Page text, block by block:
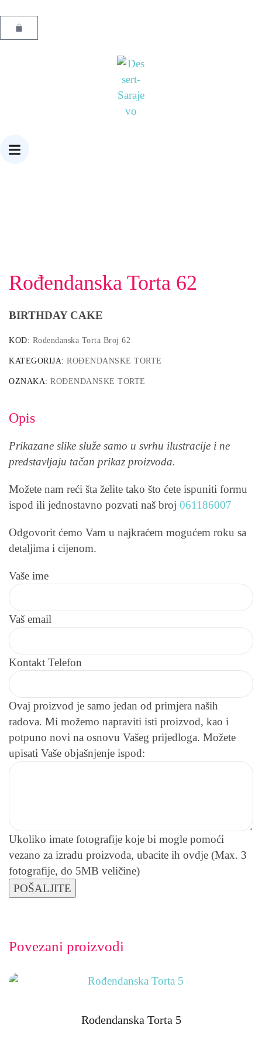
Rođendanska Torta 62
BIRTHDAY CAKE
KOD: Rođendanska Torta Broj 62
KATEGORIJA: ROĐENDANSKE TORTE
OZNAKA: ROĐENDANSKE TORTE
Opis
Prikazane slike služe samo u svrhu ilustracije i ne
predstavljaju tačan prikaz proizvoda.
Možete nam reći šta želite tako što ćete ispuniti formu
ispod ili jednostavno pozvati naš broj 061186007
Odgovorit ćemo Vam u najkraćem mogućem roku sa
detaljima i cijenom.
Vaše ime
Vaš email
Kontakt Telefon
Ovaj proizvod je samo jedan od primjera naših
radova. Mi možemo napraviti isti proizvod, kao i
potpuno novi na osnovu Vašeg prijedloga. Možete
upisati Vaše objašnjenje ispod:
Ukoliko imate fotografije koje bi mogle pomoći
vezano za izradu proizvoda, ubacite ih ovdje (Max. 3
fotografije, do 5MB veličine)
Povezani proizvodi
Rođendanska Torta 5